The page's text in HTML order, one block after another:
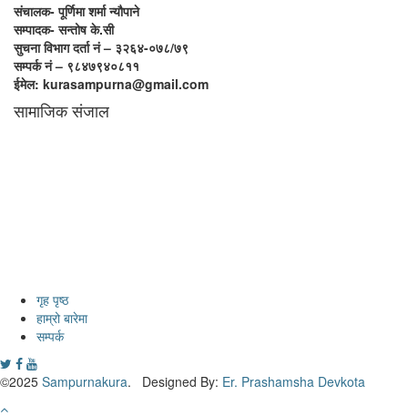
संचालक- पूर्णिमा शर्मा न्यौपाने
सम्पादक- सन्तोष के.सी
सुचना विभाग दर्ता नं – ३२६४-०७८/७९
सम्पर्क नं – ९८४७९४०८११
ईमेल: kurasampurna@gmail.com
सामाजिक संजाल
गृह पृष्ठ
हाम्रो बारेमा
सम्पर्क
©2025 Sampurnakura. Designed By: Er. Prashamsha Devkota